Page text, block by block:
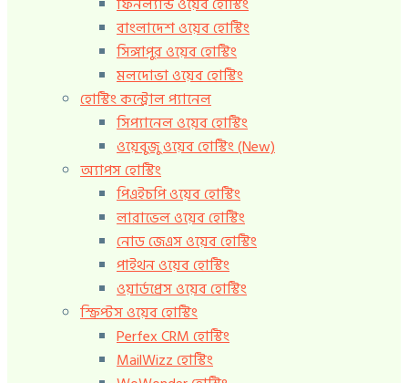
বাংলাদেশ ওয়েব হোস্টিং
সিঙ্গাপুর ওয়েব হোস্টিং
মলদোভা ওয়েব হোস্টিং
হোস্টিং কন্ট্রোল প্যানেল
সিপ্যানেল ওয়েব হোস্টিং
ওয়েবুজু ওয়েব হোস্টিং (New)
অ্যাপস হোস্টিং
পিএইচপি ওয়েব হোস্টিং
লারাভেল ওয়েব হোস্টিং
নোড জেএস ওয়েব হোস্টিং
পাইথন ওয়েব হোস্টিং
ওয়ার্ডপ্রেস ওয়েব হোস্টিং
স্ক্রিপ্টস ওয়েব হোস্টিং
Perfex CRM হোস্টিং
MailWizz হোস্টিং